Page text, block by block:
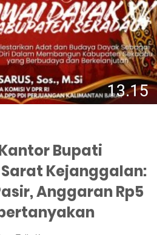
Bupati
Kejanggalan:
Anggaran Rp5